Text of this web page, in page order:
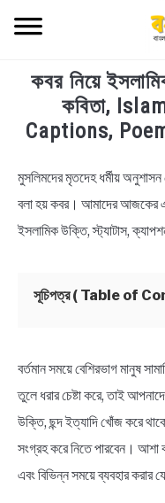
TECHNOLOGY
HEALTH & LIFESTYLE
BIOGRAPHY
EDUCATIONAL
BENGALI LYRICS
BENGALI NAMES
কবর নিয়ে
কবিতা,
Captions,
in
Bengali
Status
মুসলিমদের মৃতদেহ ধর্মীয়
বলা হয় কবর। আমাদের আজকের
ইসলামিক উক্তি, স্ট্যাটাস,
সূচিপত্র ( Table of
বর্তমান সময়ে বেশিরভাগ মানুষ
তুলে ধরার চেষ্টা করে, তাই
উক্তি, ছন্দ ইত্যাদি খোঁজ করে
সংগ্রহ করে নিতে পারবেন।
এবং বিভিন্ন সময়ে ব্যবহার করার